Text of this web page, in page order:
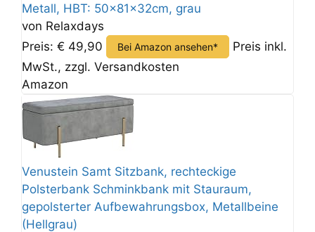
Metall, HBT: 50x81x32cm, grau
von Relaxdays
Preis: € 49,90
Bei Amazon ansehen*
Preis inkl.
MwSt., zzgl. Versandkosten
Amazon
Venustein Samt Sitzbank, rechteckige
Polsterbank Schminkbank mit Stauraum,
gepolsterter Aufbewahrungsbox, Metallbeine
(Hellgrau)